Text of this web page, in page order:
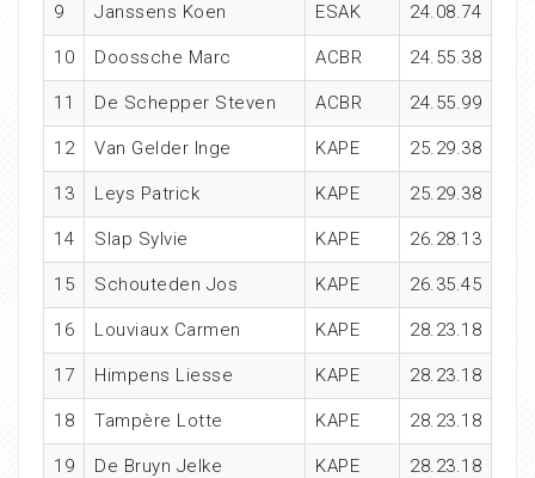
9 Janssens Koen ESAK 24.08.74
10 Doossche Marc ACBR 24.55.38
11 De Schepper Steven ACBR 24.55.99
12 Van Gelder Inge KAPE 25.29.38
13 Leys Patrick KAPE 25.29.38
14 Slap Sylvie KAPE 26.28.13
15 Schouteden Jos KAPE 26.35.45
16 Louviaux Carmen KAPE 28.23.18
17 Himpens Liesse KAPE 28.23.18
18 Tampère Lotte KAPE 28.23.18
19 De Bruyn Jelke KAPE 28.23.18